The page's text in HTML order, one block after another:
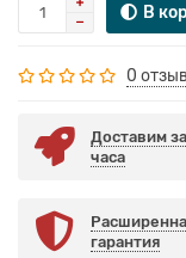
В
0
Доставим
часа
гарантия